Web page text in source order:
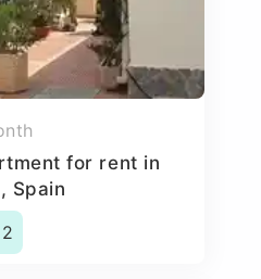
for rent in
Spain
2